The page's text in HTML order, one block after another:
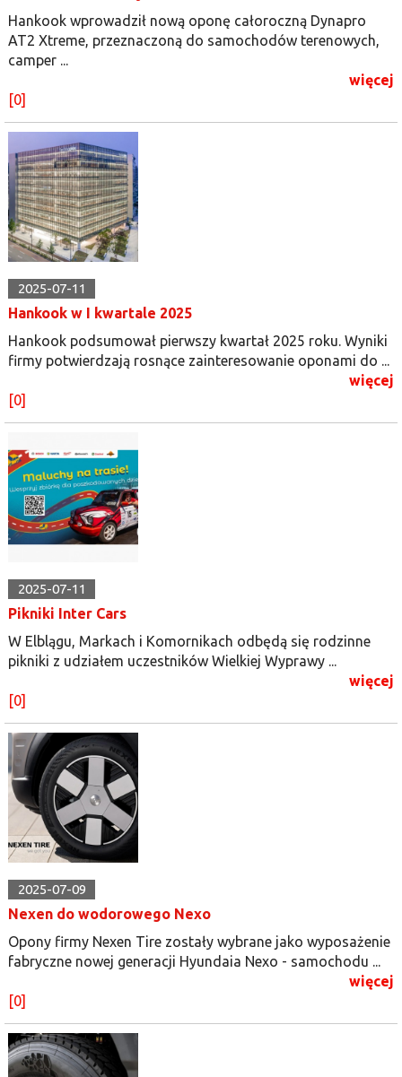
Hankook wprowadził nową oponę całoroczną Dynapro
AT2 Xtreme, przeznaczoną do samochodów terenowych,
camper ...
więcej
[0]
2025-07-11
Hankook w I kwartale 2025
Hankook podsumował pierwszy kwartał 2025 roku. Wyniki
firmy potwierdzają rosnące zainteresowanie oponami do ...
więcej
[0]
2025-07-11
Pikniki Inter Cars
W Elblągu, Markach i Komornikach odbędą się rodzinne
pikniki z udziałem uczestników Wielkiej Wyprawy ...
więcej
[0]
2025-07-09
Nexen do wodorowego Nexo
Opony firmy Nexen Tire zostały wybrane jako wyposażenie
fabryczne nowej generacji Hyundaia Nexo - samochodu ...
więcej
[0]